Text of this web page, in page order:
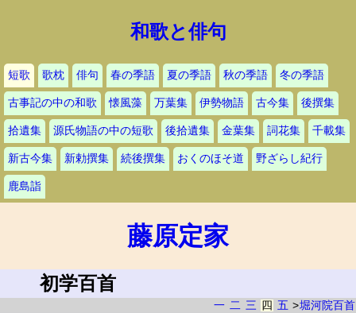
和歌と俳句
短歌 歌枕 俳句 春の季語 夏の季語 秋の季語 冬の季語
古事記の中の和歌 懐風藻 万葉集 伊勢物語 古今集 後撰集
拾遺集 源氏物語の中の短歌 後拾遺集 金葉集 詞花集 千載集
新古今集 新勅撰集 続後撰集 おくのほそ道 野ざらし紀行
鹿島詣
藤原定家
初学百首
一 二 三 四 五 >堀河院百首